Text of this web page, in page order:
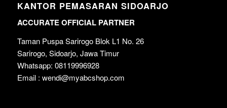
KANTOR PEMASARAN SIDOARJO
ACCURATE OFFICIAL PARTNER
Taman Puspa Sarirogo Blok L1 No. 26
Sarirogo, Sidoarjo, Jawa Timur
Whatsapp: 08119996928
Email : wendi@myabcshop.com